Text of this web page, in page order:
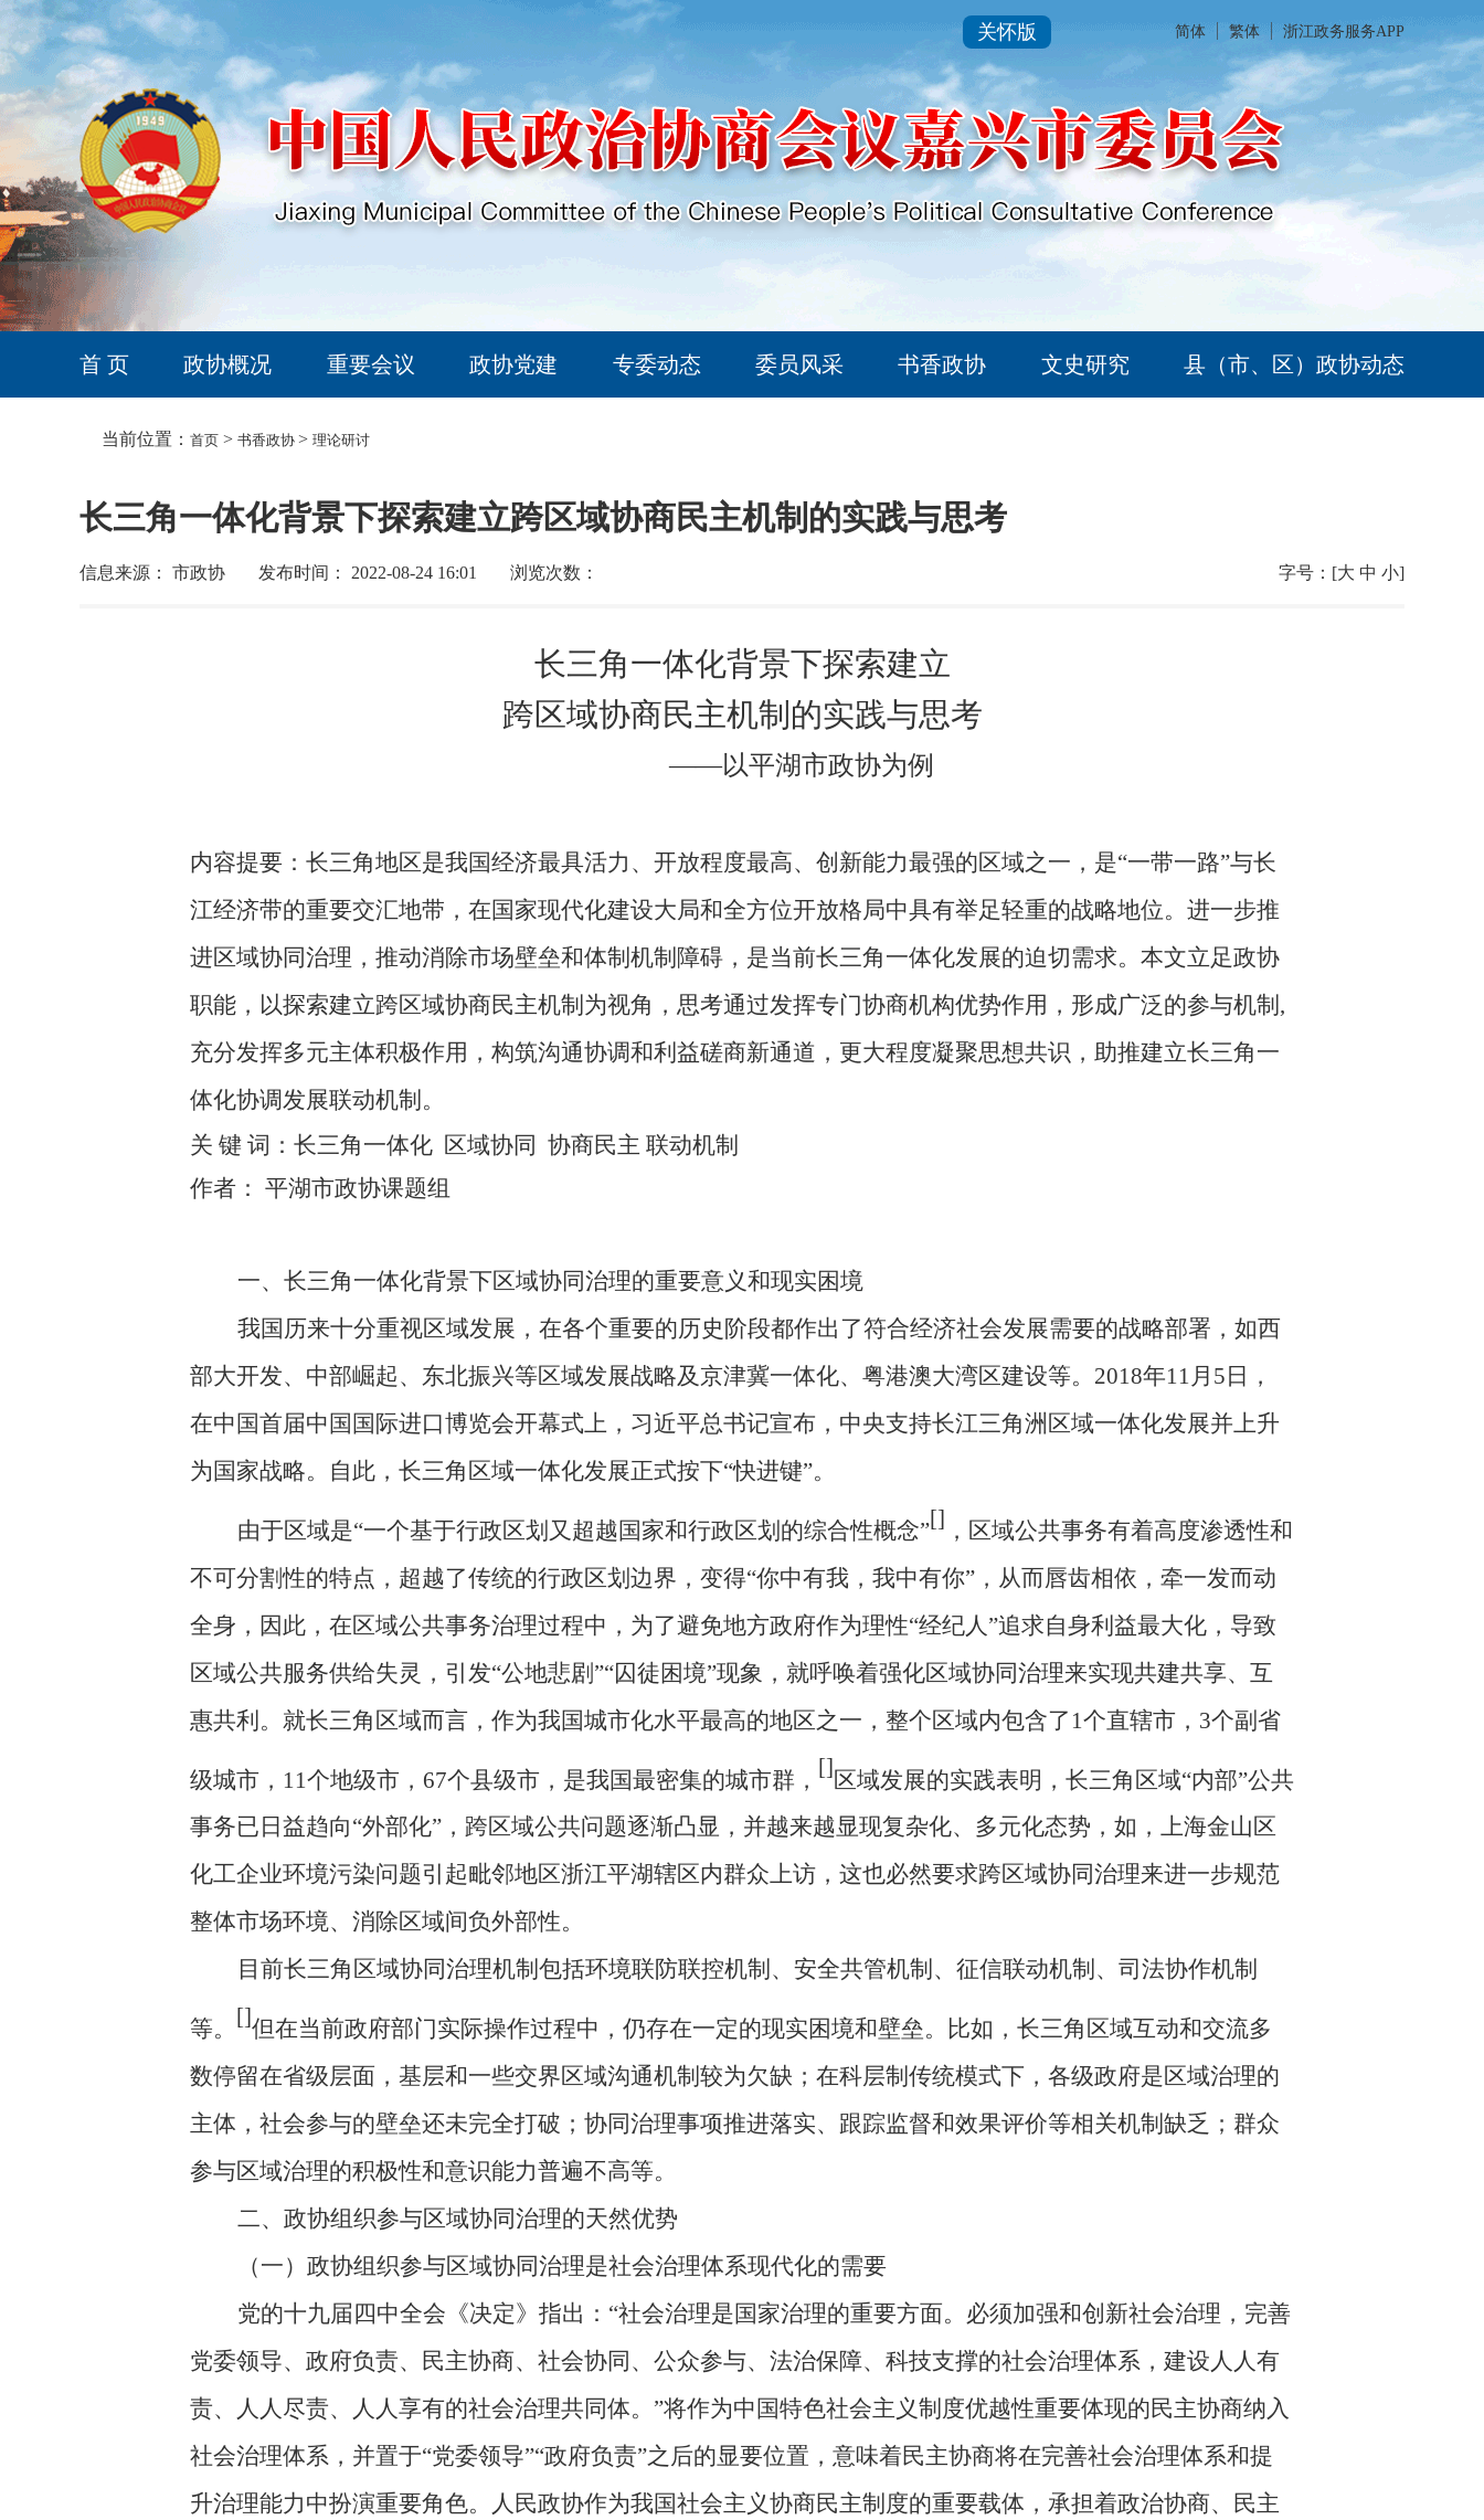
关怀版 简体 繁体 浙江政务服务APP
首 页 政协概况 重要会议 政协党建 专委动态 委员风采 书香政协 文史研究 县（市、区）政协动态
当前位置： 首页 > 书香政协 > 理论研讨
长三角一体化背景下探索建立跨区域协商民主机制的实践与思考
信息来源： 市政协 发布时间： 2022-08-24 16:01 浏览次数： 字号：[大 中 小]
长三角一体化背景下探索建立
跨区域协商民主机制的实践与思考
——以平湖市政协为例
内容提要： 长三角地区是我国经济最具活力、开放程度最高、创新能力最强的区域之一，是“一带一路”与长
江经济带的重要交汇地带，在国家现代化建设大局和全方位开放格局中具有举足轻重的战略地位。 进一步推
进区域协同治理，推动消除市场壁垒和体制机制障碍，是当前长三角一体化发展的迫切需求。本文立足政协
职能，以探索建立跨区域协商民主机制为视角，思考通过发挥专门协商机构优势作用， 形成广泛的参与机制 ,
充分发挥多元主体积极作用 ， 构筑沟通协调和利益磋商新通道 ，更大程度凝聚思想共识，助推建立长三角一
体化协调发展联动机制。
关 键 词：长三角一体化 区域协同 协商民主 联动机制
作者： 平湖市政协课题组
一、长三角一体化背景下区域协同治理的重要意义和现实困境
我国历来十分重视区域发展，在各个重要的历史阶段都作出了符合经济社会发展需要的战略部署，如西
部大开发、中部崛起、东北振兴等区域发展战略及 京津冀一体化、 粤港澳大湾区建设等。 2018年11月5日，
在中国首届中国国际进口博览会开幕式上，习近平总书记宣布，中央支持长江三角洲区域一体化发展并上升
为国家战略。
自此，长三角区域一体化发展正式按下“快进键”。
由于区域是“一个基于行政区划又超越国家和行政区划的综合性概念”[] ，区域公共事务有着高度渗透性和
不可分割性的特点，超越了传统的行政区划边界，变得“你中有我，我中有你”，从而唇齿相依，牵一发而动
全身，因此，在区域公共事务治理过程中，为了避免地方政府作为理性“经纪人”追求自身利益最大化，导致
区域公共服务供给失灵，引发“公地悲剧”“囚徒困境”现象，就呼唤着强化区域协同治理来实现共建共享、互
惠共利。就长三角区域而言，作为我国城市化水平最高的地区之一，整个区域内包含了1个直辖市，3个副省
级城市，11个地级市，67个县级市，是我国最密集的城市群， []区域发展的实践表明，长三角区域“内部”公共
事务已日益趋向“外部化”，跨区域公共问题逐渐凸显，并越来越显现复杂化、多元化态势，如，上海金山区
化工企业环境污染问题引起毗邻地区浙江平湖辖区内群众上访，这也必然要求跨区域协同治理来进一步规范
整体市场环境、消除区域间负外部性。
目前长三角区域协同治理机制包括环境联防联控机制、安全共管机制、征信联动机制、司法协作机制
等。 []但在当前政府部门实际操作过程中，仍存在一定的现实困境和壁垒。比如， 长三角区域互动和交流多
数停留在省级层面， 基层和一些交界区域沟通机制 较为欠缺；在科层制传统模式下，各级政府是区域治理的
主体，社会参与的壁垒还未完全打破； 协同治理事项推进落实、跟踪监督和效果评价等相关机制缺乏；群众
参与区域治理的积极性和意识能力普遍不高等。
二、政协组织参与区域协同治理的天然优势
（一）政协组织参与区域协同治理是社会治理体系现代化的需要
党的十九届四中全会《决定》指出： “社会治理是国家治理的重要方面。必须加强和创新社会治理，完善
党委领导、政府负责、民主协商、社会协同、公众参与、法治保障、科技支撑的社会治理体系，建设人人有
责、人人尽责、人人享有的社会治理共同体。”将作为中国特色社会主义制度优越性重要体现的民主协商纳入
社会治理体系，并置于“党委领导”“政府负责”之后的显要位置，意味着民主协商将在完善社会治理体系和提
升治理能力中扮演重要角色。人民政协作为我国社会主义协商民主制度的重要载体，承担着政治协商、民主